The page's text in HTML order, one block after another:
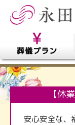
【休
安心安全な、